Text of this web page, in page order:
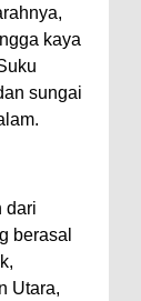
kaya
sungai
dari
berasal
Utara,